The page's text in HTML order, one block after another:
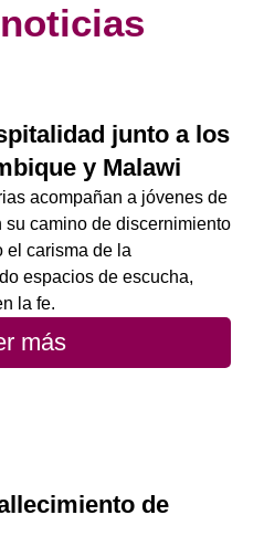
junto a los
y Malawi
acompañan a jóvenes de
su camino de discernimiento
el carisma de la
espacios de escucha,
la fe.
más
de